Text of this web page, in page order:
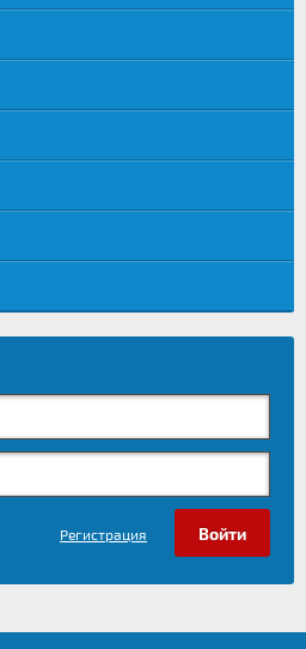
Регистрация